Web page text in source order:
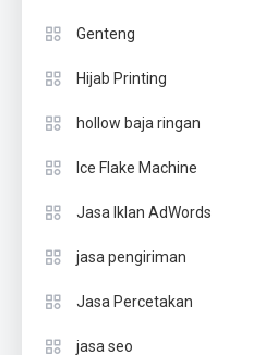
Genteng
Hijab Printing
hollow baja ringan
Ice Flake Machine
Jasa Iklan AdWords
jasa pengiriman
Jasa Percetakan
jasa seo